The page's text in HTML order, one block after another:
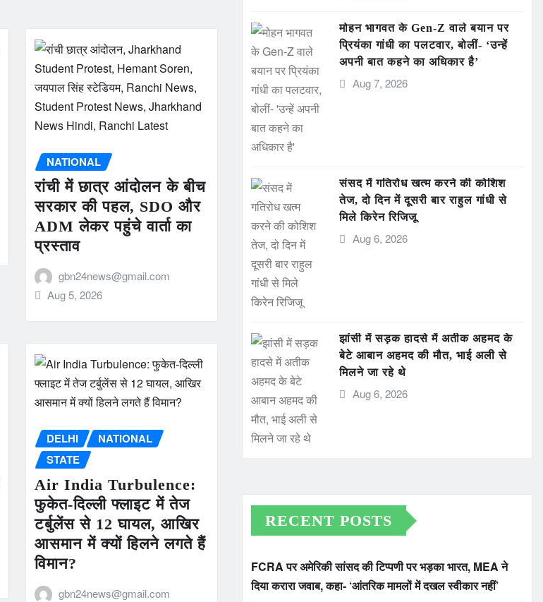
NATIONAL
रांची में छात्र आंदोलन के बीच
सरकार की पहल, SDO और
ADM लेकर पहुंचे वार्ता का
प्रस्ताव
gbn24news@gmail.com
Aug 5, 2026
DELHI
NATIONAL
STATE
Air India Turbulence:
फुकेत-दिल्ली फ्लाइट में तेज
टर्बुलेंस से 12 घायल, आखिर
आसमान में क्यों हिलने लगते हैं
विमान?
gbn24news@gmail.com
मोहन भागवत के Gen-Z वाले बयान पर
प्रियंका गांधी का पलटवार, बोलीं- ‘उन्हें
अपनी बात कहने का अधिकार है’
Aug 7, 2026
संसद में गतिरोध खत्म करने की कोशिश
तेज, दो दिन में दूसरी बार राहुल गांधी से
मिले किरेन रिजिजू
Aug 6, 2026
झांसी में सड़क हादसे में अतीक अहमद के
बेटे आबान अहमद की मौत, भाई अली से
मिलने जा रहे थे
Aug 6, 2026
RECENT POSTS
FCRA पर अमेरिकी सांसद की टिप्पणी पर भड़का भारत, MEA ने
दिया करारा जवाब, कहा- ‘आंतरिक मामलों में दखल स्वीकार नहीं’